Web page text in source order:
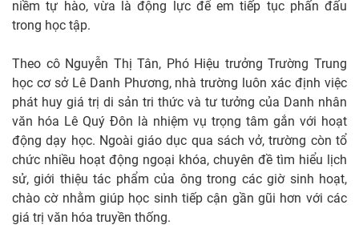
niềm tự hào, vừa là động lực để em tiếp tục phấn đấu
trong học tập.
Theo cô Nguyễn Thị Tân, Phó Hiệu trưởng Trường Trung
học cơ sở Lê Danh Phương, nhà trường luôn xác định việc
phát huy giá trị di sản tri thức và tư tưởng của Danh nhân
văn hóa Lê Quý Đôn là nhiệm vụ trọng tâm gắn với hoạt
động dạy học. Ngoài giáo dục qua sách vở, trường còn tổ
chức nhiều hoạt động ngoại khóa, chuyên đề tìm hiểu lịch
sử, giới thiệu tác phẩm của ông trong các giờ sinh hoạt,
chào cờ nhằm giúp học sinh tiếp cận gần gũi hơn với các
giá trị văn hóa truyền thống.